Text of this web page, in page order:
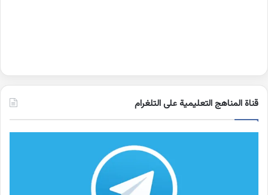
قناة المناهج التعليمية على التلغرام